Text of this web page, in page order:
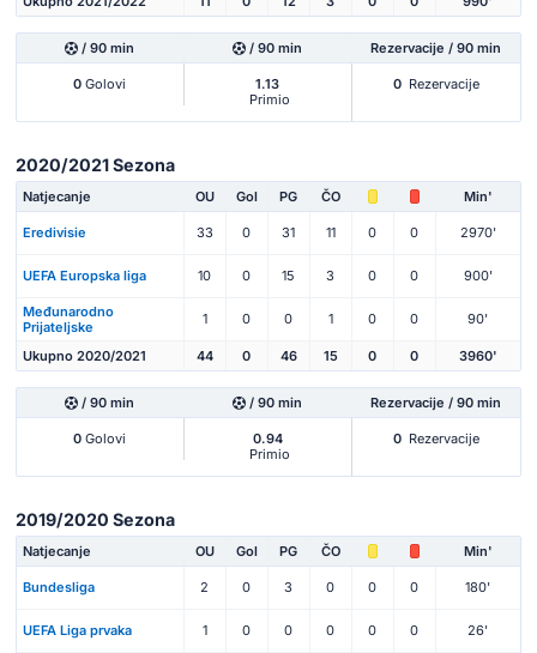
/ 90 min / 90 min Rezervacije / 90 min
0 Golovi
1.13
Primio
0 Rezervacije
2020/2021 Sezona
Natjecanje OU Gol PG ČO Min'
Eredivisie 33 0 31 11 0 0 2970'
UEFA Europska liga 10 0 15 3 0 0 900'
Međunarodno
Prijateljske
1 0 0 1 0 0 90'
Ukupno 2020/2021 44 0 46 15 0 0 3960'
/ 90 min / 90 min Rezervacije / 90 min
0 Golovi
0.94
Primio
0 Rezervacije
2019/2020 Sezona
Natjecanje OU Gol PG ČO Min'
Bundesliga 2 0 3 0 0 0 180'
UEFA Liga prvaka 1 0 0 0 0 0 26'